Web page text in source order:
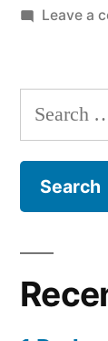
by
Leave a
Search
for: